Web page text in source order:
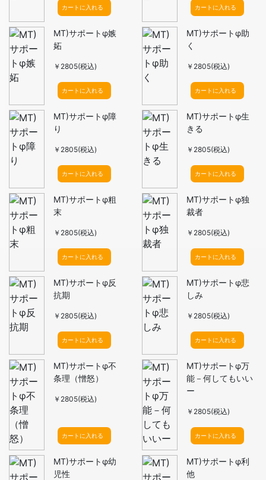
カートに入れる カートに入れる
MT)サポートφ嫉
妬
￥2805(税込)
カートに入れる
MT)サポートφ助
く
￥2805(税込)
カートに入れる
MT)サポートφ障
り
￥2805(税込)
カートに入れる
MT)サポートφ生
きる
￥2805(税込)
カートに入れる
MT)サポートφ粗
末
￥2805(税込)
カートに入れる
MT)サポートφ独
裁者
￥2805(税込)
カートに入れる
MT)サポートφ反
抗期
￥2805(税込)
カートに入れる
MT)サポートφ悲
しみ
￥2805(税込)
カートに入れる
MT)サポートφ不
条理（憎怒）
￥2805(税込)
カートに入れる
MT)サポートφ万
能－何してもいい
ー
￥2805(税込)
カートに入れる
MT)サポートφ幼
児性
MT)サポートφ利
他